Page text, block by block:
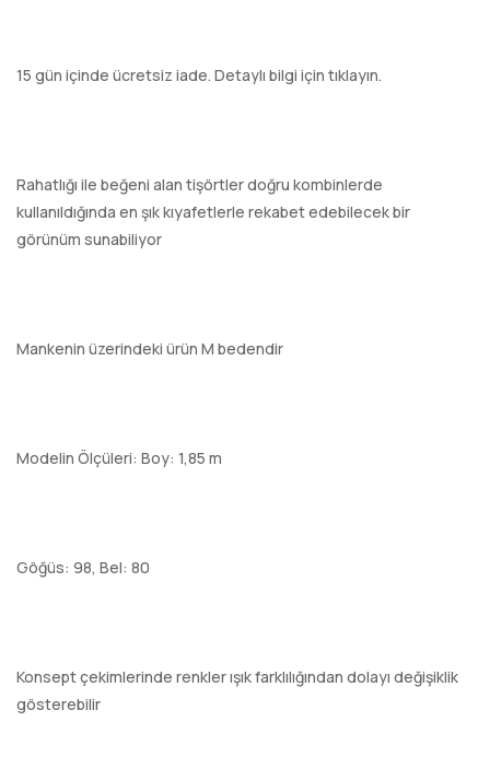
15 gün içinde ücretsiz iade. Detaylı bilgi için tıklayın.
Rahatlığı ile beğeni alan tişörtler doğru kombinlerde
kullanıldığında en şık kıyafetlerle rekabet edebilecek bir
görünüm sunabiliyor
Mankenin üzerindeki ürün M bedendir
Modelin Ölçüleri: Boy: 1,85 m
Göğüs: 98, Bel: 80
Konsept çekimlerinde renkler ışık farklılığından dolayı değişiklik
gösterebilir